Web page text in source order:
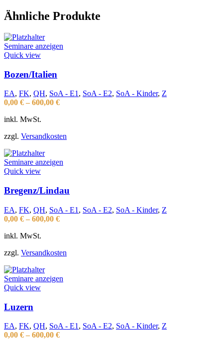
Ähnliche Produkte
Seminare anzeigen
Quick view
Bozen/Italien
EA, FK, QH, SoA - E1, SoA - E2, SoA - Kinder, Z
0,00 € – 600,00 €
inkl. MwSt.
zzgl. Versandkosten
Seminare anzeigen
Quick view
Bregenz/Lindau
EA, FK, QH, SoA - E1 , SoA - E2, SoA - Kinder, Z
0,00 € – 600,00 €
inkl. MwSt.
zzgl. Versandkosten
Seminare anzeigen
Quick view
Luzern
EA, FK, QH, SoA - E1 , SoA - E2, SoA - Kinder, Z
0,00 € – 600,00 €